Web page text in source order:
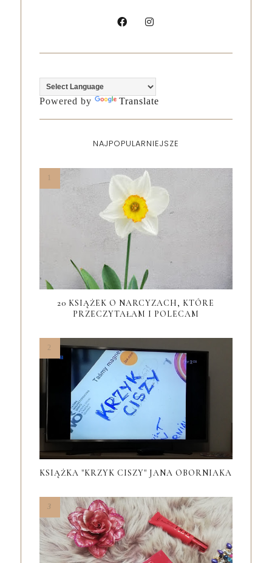
Powered by Translate
NAJPOPULARNIEJSZE
20 KSIĄŻEK O NARCYZACH, KTÓRE
PRZECZYTAŁAM I POLECAM
KSIĄŻKA "KRZYK CISZY" JANA OBORNIAKA